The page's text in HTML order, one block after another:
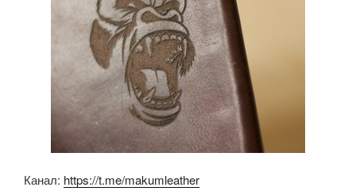
Канал: https://t.me/makumleather